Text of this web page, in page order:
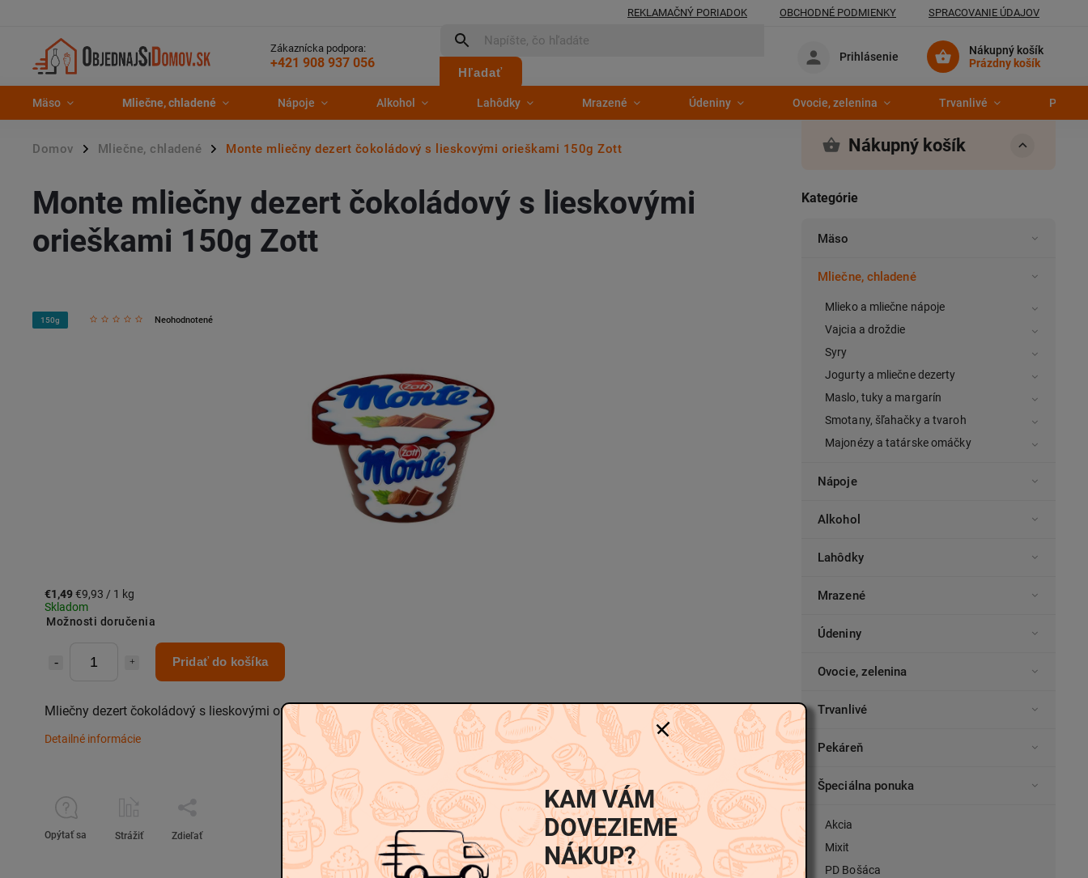
REKLAMAČNÝ PORIADOK OBCHODNÉ PODMIENKY SPRACOVANIE ÚDAJOV
Zákaznícka podpora:
+421 908 937 056
Hľadať
Nákupný košík
Prázdny košík
Prihlásenie
Mäso Mliečne, chladené Nápoje Alkohol Lahôdky Mrazené Údeniny Ovocie, zelenina Trvanlivé
Domov / Mliečne, chladené / Monte mliečny dezert čokoládový s lieskovými orieškami 150g Zott Nákupný košík
Kategórie
Mäso
Mliečne, chladené
Mlieko a mliečne nápoje
Vajcia a droždie
Syry
Jogurty a mliečne dezerty
Maslo, tuky a margarín
Smotany, šľahačky a tvaroh
Majonézy a tatárske omáčky
Nápoje
Alkohol
Lahôdky
Mrazené
Údeniny
Ovocie, zelenina
Trvanlivé
Pekáreň
Špeciálna ponuka
Akcia
Mixit
PD Bošáca
Monte mliečny dezert čokoládový s lieskovými
orieškami 150g Zott
150g Neohodnotené
€1,49€9,93 / 1 kg
Skladom
Možnosti doručenia
Pridať do košíka
Mliečny dezert čokoládový s lieskovými orieškami.
Detailné informácie
Opýtať sa Strážiť Zdieľať
-
-
KAM VÁM
DOVEZIEME
NÁKUP?